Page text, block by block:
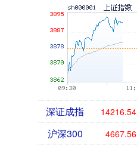
深证成指 14216.54
沪深300 4667.56